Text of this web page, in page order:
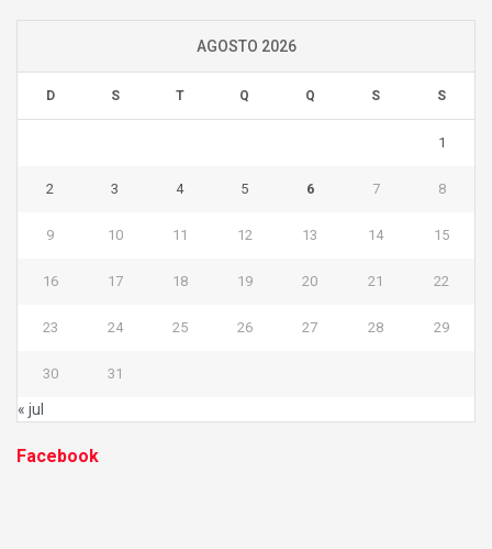
AGOSTO 2026
D S T Q Q S S
1
2 3 4 5 6 7 8
9 10 11 12 13 14 15
16 17 18 19 20 21 22
23 24 25 26 27 28 29
30 31
« jul
Facebook